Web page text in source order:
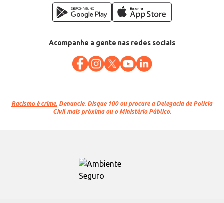
Acompanhe a gente nas redes sociais
Racismo é crime. Denuncie. Disque 100 ou procure a Delegacia de Polícia
Civil mais próxima ou o Ministério Público.